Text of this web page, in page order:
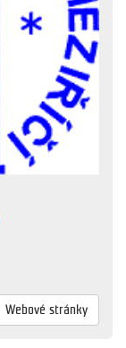
Webové stránky